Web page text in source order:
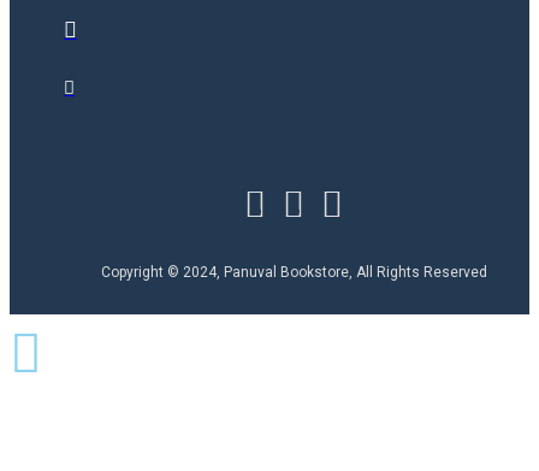
Copyright © 2024, Panuval Bookstore, All Rights Reserved